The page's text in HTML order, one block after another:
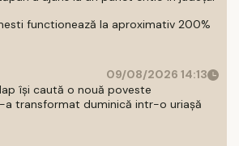
functionează la aproximativ 200%
09/08/2026 14:13
îşi caută o nouă poveste
a transformat duminică intr-o uriaşă